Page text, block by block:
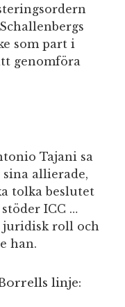
som part i
genomföra
Tajani sa
allierade,
tolka beslutet
ICC …
juridisk roll och
han.
linje: